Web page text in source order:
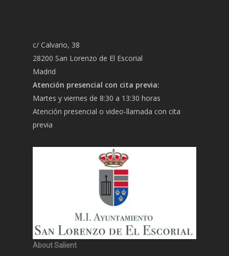
c/ Calvario, 38
28200 San Lorenzo de El Escorial
Madrid
Atención presencial con cita previa:
Martes y viernes de 8:30 a 13:30 horas
Atención presencial o video-llamada con cita
previa
About Salient